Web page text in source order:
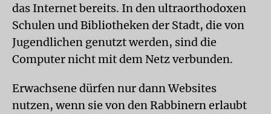
das Internet bereits. In den ultraorthodoxen
Schulen und Bibliotheken der Stadt, die von
Jugendlichen genutzt werden, sind die
Computer nicht mit dem Netz verbunden.
Erwachsene dürfen nur dann Websites
nutzen, wenn sie von den Rabbinern erlaubt